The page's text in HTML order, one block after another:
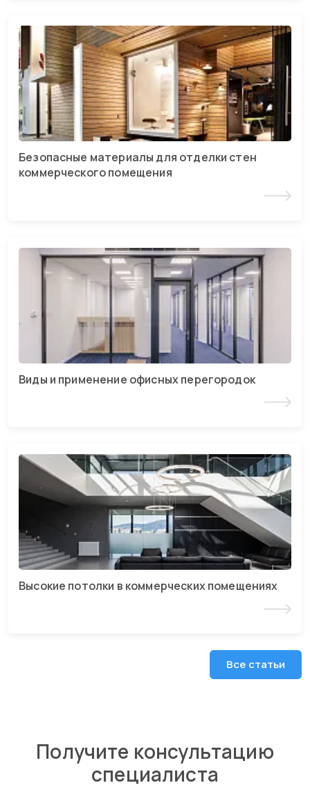
Безопасные материалы для отделки стен
коммерческого помещения
Виды и применение офисных перегородок
Высокие потолки в коммерческих помещениях
Все статьи
Получите консультацию
специалиста